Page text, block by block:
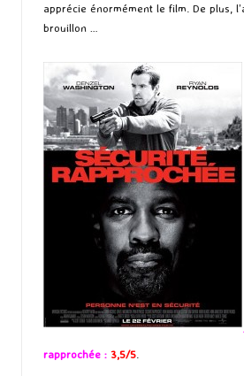
apprécie énormément le film. De plus,
brouillon …
rapprochée : 3,5/5.